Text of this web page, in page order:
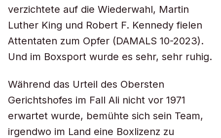
verzichtete auf die Wiederwahl, Martin
Luther King und Robert F. Kennedy fielen
Attentaten zum Opfer (DAMALS 10-2023).
Und im Boxsport wurde es sehr, sehr ruhig.
Während das Urteil des Obersten
Gerichtshofes im Fall Ali nicht vor 1971
erwartet wurde, bemühte sich sein Team,
irgendwo im Land eine Boxlizenz zu